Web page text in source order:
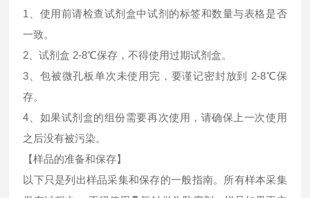
1、使用前请检查试剂盒中试剂的标签和数量与表格是否
一致。
2、试剂盒 2-8℃保存，不得使用过期试剂盒。
3、包被微孔板单次未使用完，要谨记密封放到 2-8℃保
存。
4、如果试剂盒的组份需要再次使用，请确保上一次使用
之后没有被污染。
【样品的准备和保存】
以下只是列出样品采集和保存的一般指南。所有样本采集